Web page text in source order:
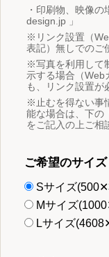
・印刷物、映像
design.jp 」
※リンク設置（
表記）無しでのご
※写真を利用して
示する場合（Web
も、リンク設置が
※止むを得ない事
能な場合は、下の
をご記入の上ご相
ご希望のサイズ
Sサイズ
Mサイズ
Lサイズ